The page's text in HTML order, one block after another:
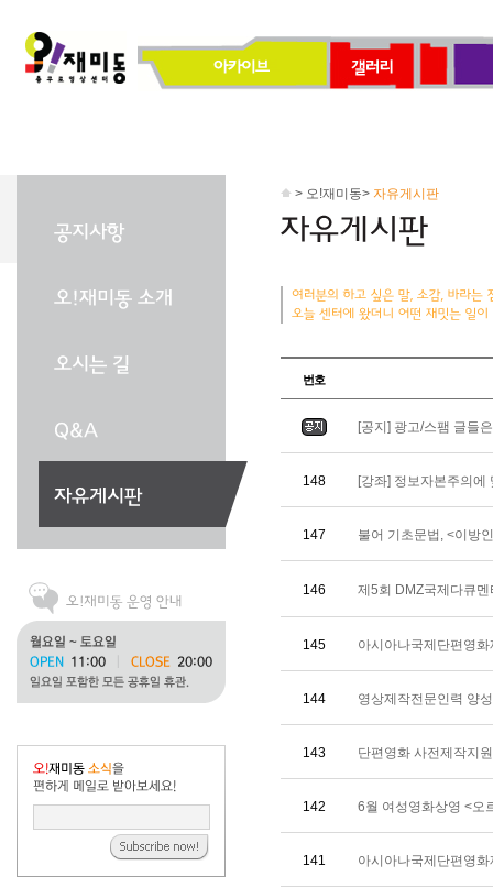
> 오!재미동> 자유게시판
번호
[공지] 광고/스팸 글들
148 [강좌] 정보자본주의에
147 불어 기초문법, <이방
146 제5회 DMZ국제다큐
145 아시아나국제단편영
144 영상제작전문인력 양
143 단편영화 사전제작지
142 6월 여성영화상영 <오
141 아시아나국제단편영